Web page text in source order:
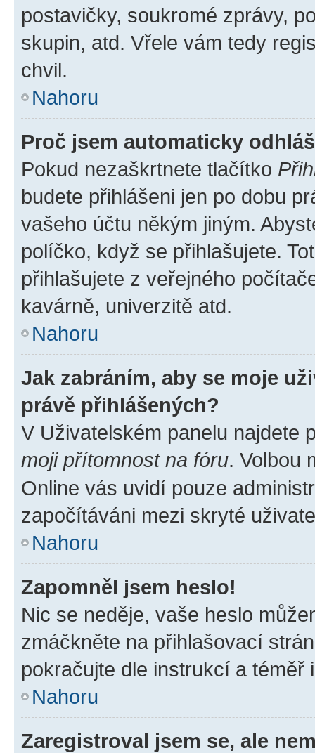
postavičky, soukromé zprávy,
skupin, atd. Vřele vám tedy
chvil.
Nahoru
Proč jsem automaticky
Pokud nezaškrtnete tlačítko
budete přihlášeni jen po dobu
vašeho účtu někým jiným.
políčko, když se přihlašujete.
přihlašujete z veřejného
kavárně, univerzitě atd.
Nahoru
Jak zabráním, aby se moje
právě přihlášených?
V Uživatelském panelu najdete
moji přítomnost na fóru. Volbou
Online vás uvidí pouze
započítáváni mezi skryté
Nahoru
Zapomněl jsem heslo!
Nic se neděje, vaše heslo
zmáčkněte na přihlašovací
pokračujte dle instrukcí a téměř
Nahoru
Zaregistroval jsem se, ale